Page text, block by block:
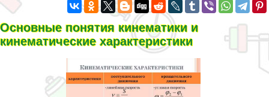
Основные понятия кинематики и
кинематические хаpaктеристики